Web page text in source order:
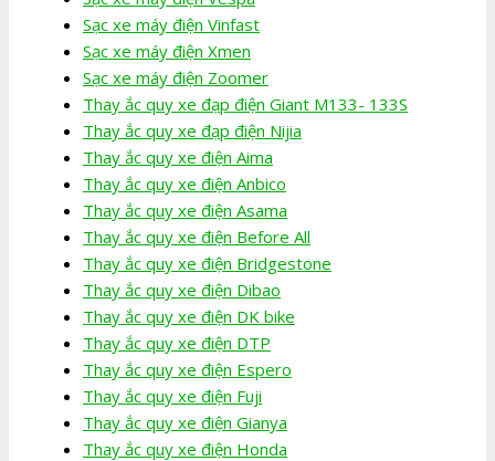
Sạc xe máy điện Vinfast
Sạc xe máy điện Xmen
Sạc xe máy điện Zoomer
Thay ắc quy xe đạp điện Giant M133- 133S
Thay ắc quy xe đạp điện Nijia
Thay ắc quy xe điện Aima
Thay ắc quy xe điện Anbico
Thay ắc quy xe điện Asama
Thay ắc quy xe điện Before All
Thay ắc quy xe điện Bridgestone
Thay ắc quy xe điện Dibao
Thay ắc quy xe điện DK bike
Thay ắc quy xe điện DTP
Thay ắc quy xe điện Espero
Thay ắc quy xe điện Fuji
Thay ắc quy xe điện Gianya
Thay ắc quy xe điện Honda